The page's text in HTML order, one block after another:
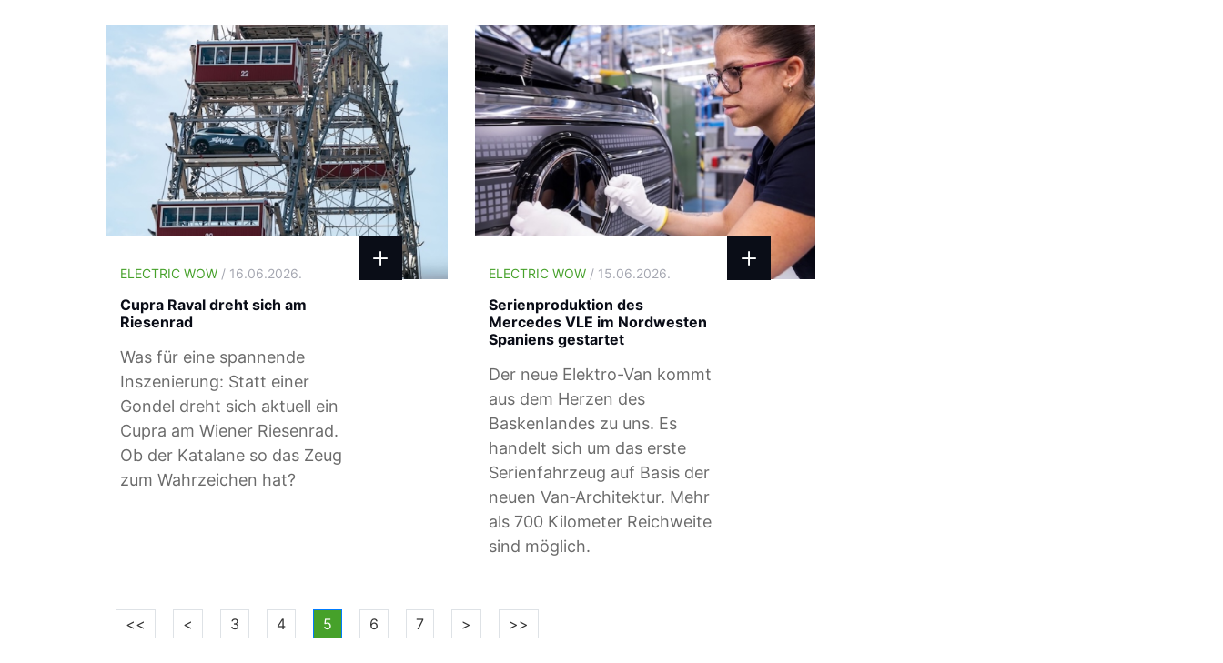
ELECTRIC WOW / 16.06.2026.
Cupra Raval dreht sich am
Riesenrad
Was für eine spannende
Inszenierung: Statt einer
Gondel dreht sich aktuell ein
Cupra am Wiener Riesenrad.
Ob der Katalane so das Zeug
zum Wahrzeichen hat?
ELECTRIC WOW/ 15.06.2026.
Serienproduktion des
Mercedes VLE im Nordwesten
Spaniens gestartet
Der neue Elektro-Van kommt
aus dem Herzen des
Baskenlandes zu uns. Es
handelt sich um das erste
Serienfahrzeug auf Basis der
neuen Van‑Architektur. Mehr
als 700 Kilometer Reichweite
sind möglich.
<< < 3 4 5 6 7 > >>